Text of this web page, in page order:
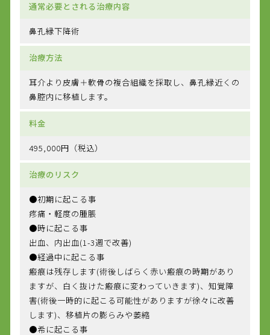
通常必要とされる治療内容
鼻孔縁下降術
治療方法
耳介より皮膚＋軟骨の複合組織を採取し、鼻孔縁近くの
鼻腔内に移植します。
料金
495,000円（税込）
治療のリスク
●初期に起こる事
疼痛・軽度の腫脹
●時に起こる事
出血、内出血(1-3週で改善)
●経過中に起こる事
瘢痕は残存します(術後しばらく赤い瘢痕の時期があり
ますが、白く抜けた瘢痕に変わっていきます)、知覚障
害(術後一時的に起こる可能性がありますが徐々に改善
します)、移植片の膨らみや萎縮
●希に起こる事